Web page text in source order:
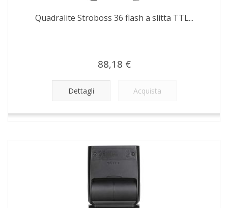
Quadralite Stroboss 36 flash a slitta TTL...
88,18 €
Dettagli Acquista